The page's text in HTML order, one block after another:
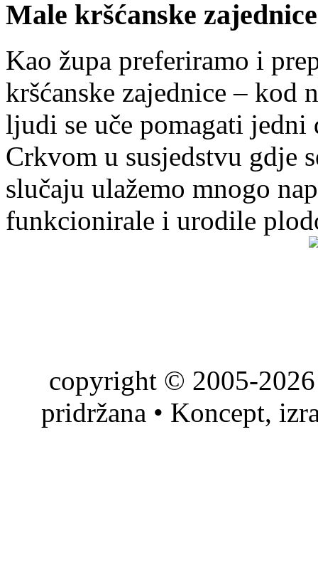
Male kršćanske zajednice
Kao župa preferiramo i
kršćanske zajednice – kod
ljudi se uče pomagati
Crkvom u susjedstvu gdje
slučaju ulažemo mnogo
funkcionirale i urodile
copyright © 2005-
pridržana • Koncept,